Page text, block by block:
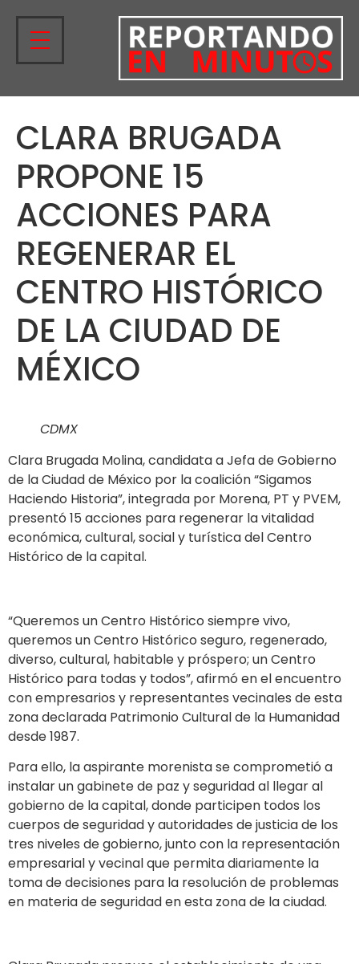
CLARA BRUGADA
PROPONE 15
ACCIONES PARA
REGENERAR EL
CENTRO HISTÓRICO
DE LA CIUDAD DE
MÉXICO
CDMX
Clara Brugada Molina, candidata a Jefa de Gobierno
de la Ciudad de México por la coalición “Sigamos
Haciendo Historia”, integrada por Morena, PT y PVEM,
presentó 15 acciones para regenerar la vitalidad
económica, cultural, social y turística del Centro
Histórico de la capital.
“Queremos un Centro Histórico siempre vivo,
queremos un Centro Histórico seguro, regenerado,
diverso, cultural, habitable y próspero; un Centro
Histórico para todas y todos”, afirmó en el encuentro
con empresarios y representantes vecinales de esta
zona declarada Patrimonio Cultural de la Humanidad
desde 1987.
Para ello, la aspirante morenista se comprometió a
instalar un gabinete de paz y seguridad al llegar al
gobierno de la capital, donde participen todos los
cuerpos de seguridad y autoridades de justicia de los
tres niveles de gobierno, junto con la representación
empresarial y vecinal que permita diariamente la
toma de decisiones para la resolución de problemas
en materia de seguridad en esta zona de la ciudad.